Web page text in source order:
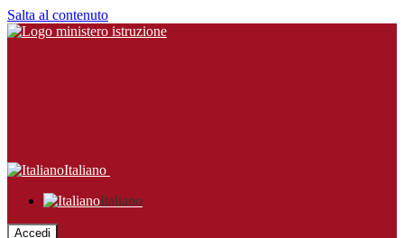
Salta al contenuto
Italiano
Italiano
Accedi